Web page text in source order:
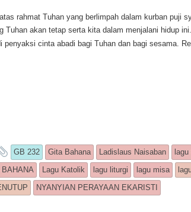
rahmat Tuhan yang berlimpah dalam kurban puji
Tuhan akan tetap serta kita dalam menjalani hidup
penyaksi cinta abadi bagi Tuhan dan bagi sesama.
in
and tagged
GB 232 Gita Bahana Ladislaus Naisaban
BAHANA Lagu Katolik lagu liturgi lagu misa
NYANYIAN PERAYAAN EKARISTI